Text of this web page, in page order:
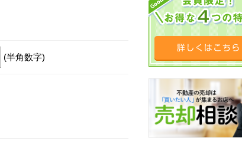
(半角数字)